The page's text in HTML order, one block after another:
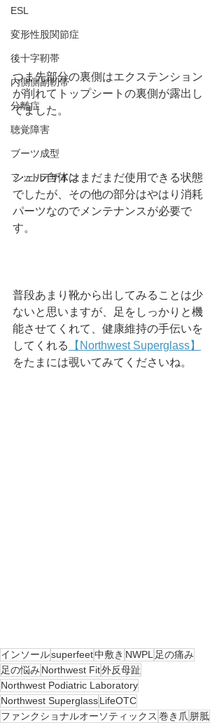
ESL
変形性股関節症
後十字靭帯
内側側副靭帯
分離症
聴覚障害
ブーツ成型
フットデザイン
つま先部分の裏側はエクステンション
が削れてトップシートの裏側が露出し
てました。
シェル自体はまだまだ使用できる状態
でしたが、その他の部分はやはり消耗
パーツなのでメンテナンスが必要で
す。
普段あまり靴から出してみることは少
ないと思いますが、足をしっかりと機
能させてくれて、健康維持の手伝いを
してくれる
【Northwest Superglass】
をたまには覗いてみてくださいね。
インソールsuperfeet中敷き NWPL足の痛み
足の悩み Northwest Fit外反母趾
Northwest Podiatric Laboratory
Northwest SuperglassLifeOTC
ファンクショナルオーソティックス 巻き爪 胼胝